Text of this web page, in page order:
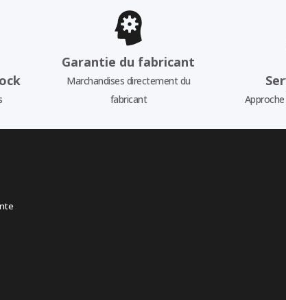
Garantie du fabricant
Marchandises directement du
fabricant